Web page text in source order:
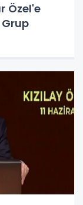
Özel'e
Grup